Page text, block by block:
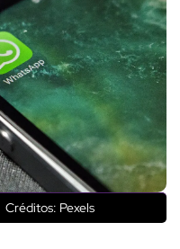
Créditos: Pexels